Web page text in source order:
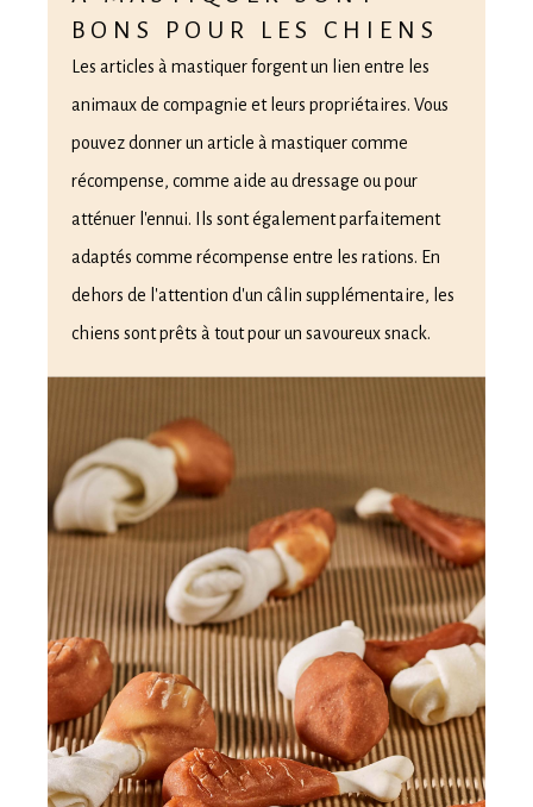
BONS POUR LES CHIENS
Les articles à mastiquer forgent un lien entre les
animaux de compagnie et leurs propriétaires. Vous
pouvez donner un article à mastiquer comme
récompense, comme aide au dressage ou pour
atténuer l'ennui. Ils sont également parfaitement
adaptés comme récompense entre les rations. En
dehors de l'attention d'un câlin supplémentaire, les
chiens sont prêts à tout pour un savoureux snack.